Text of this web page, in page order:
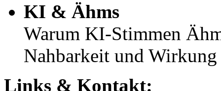
KI & Ähms
Warum KI-Stimmen
Nahbarkeit und
Links & Kontakt: